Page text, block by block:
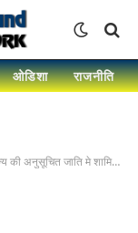
ओडिशा राजनीति
करने के प्रस्ताव को मुख्यमंत्री ने दी मंजूरी